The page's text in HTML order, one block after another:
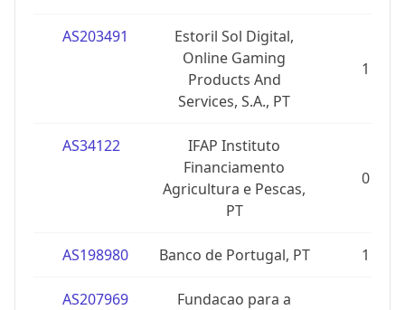
AS203491
Estoril Sol Digital,
Online Gaming
Products And
Services, S.A., PT
1
AS34122
IFAP Instituto
Financiamento
Agricultura e Pescas,
PT
0
AS198980 Banco de Portugal, PT 1
AS207969
Fundacao para a